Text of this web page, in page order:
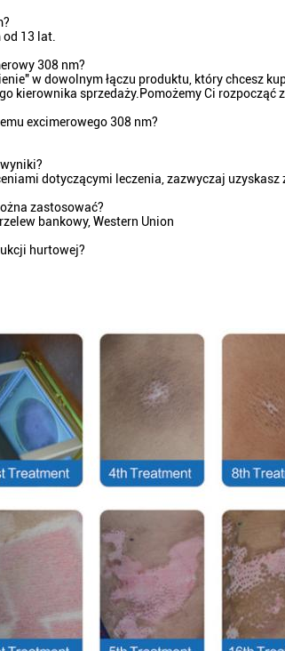
od 13 lat.
308 nm?
w dowolnym łączu produktu, który chcesz
kierownika sprzedaży.Pomożemy Ci rozpocząć
excimerowego 308 nm?
dotyczącymi leczenia, zazwyczaj
zastosować?
bankowy, Western Union
hurtowej?